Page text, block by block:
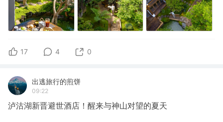
17 4 0
出逃旅行的煎饼
09:22
泸沽湖新晋避世酒店！醒来与神山对望的夏天